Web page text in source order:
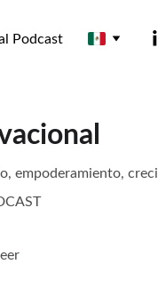
Podcast
empoderamiento,